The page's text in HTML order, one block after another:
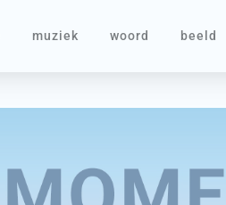
muziek woord beeld